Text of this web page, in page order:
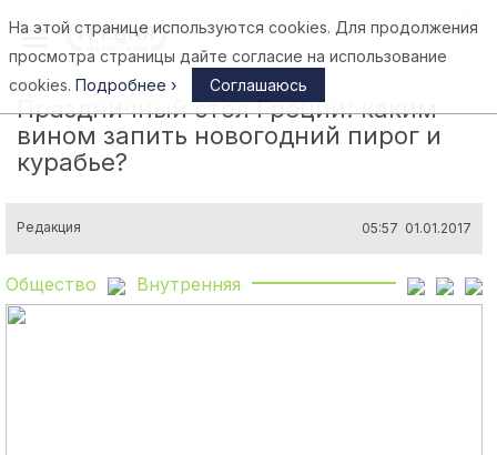
Афины
Праздничный стол Греции: каким
вином запить новогодний пирог и
курабье?
Редакция 05:57 01.01.2017
Общество Внутренняя
На этой странице используются cookies. Для продолжения
просмотра страницы дайте согласие на использование
cookies. Подробнее › Соглашаюсь